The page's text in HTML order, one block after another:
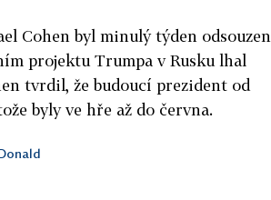
Cohen byl minulý týden odsouzen
projektu Trumpa v Rusku lhal
tvrdil, že budoucí prezident od
byly ve hře až do června.